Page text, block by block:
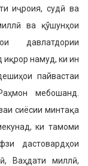
иҷроия, судӣ ва
ва қўшунҳои
давлатдории
иқрор намуд, ки ин
пайвастаи
мебошанд.
сиёсии минтақа
ки тамоми
дастовардҳои
Ваҳдати миллӣ,